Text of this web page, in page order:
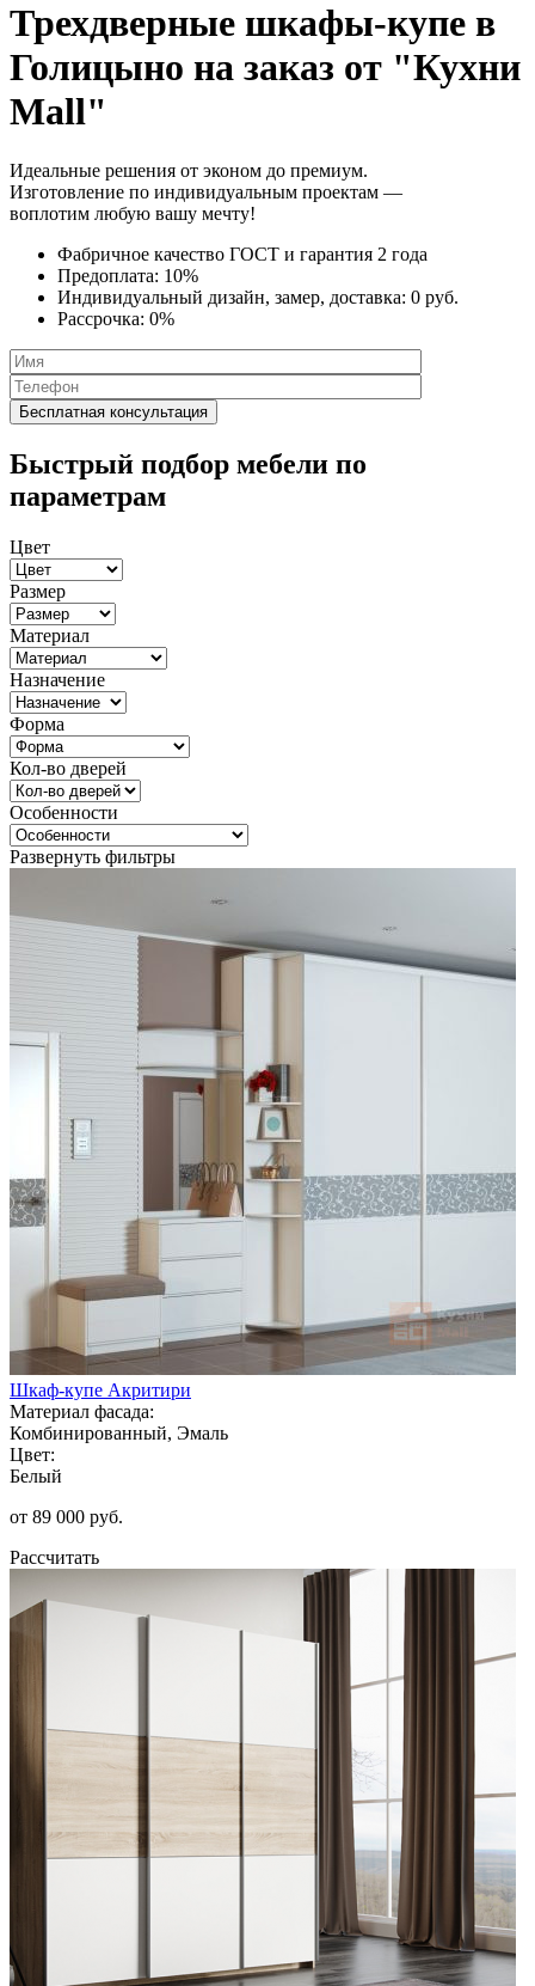
Трехдверные шкафы-купе в
Голицыно на заказ от "Кухни
Mall"
Идеальные решения от эконом до премиум.
Изготовление по индивидуальным проектам —
воплотим любую вашу мечту!
Фабричное качество ГОСТ и гарантия 2 года
Предоплата: 10%
Индивидуальный дизайн, замер, доставка: 0 руб.
Рассрочка: 0%
Быстрый подбор мебели по
параметрам
Цвет
Размер
Материал
Назначение
Форма
Кол-во дверей
Особенности
Развернуть фильтры
Шкаф-купе Акритири
Материал фасада:
Комбинированный, Эмаль
Цвет:
Белый
от 89 000 руб.
Рассчитать